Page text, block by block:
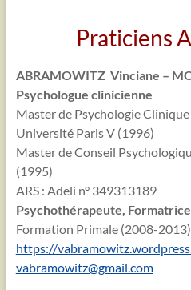
Praticiens
ABRAMOWITZ Vinciane –
Psychologue clinicienne
Master de Psychologie
Université Paris V (1996)
Master de Conseil
(1995)
ARS : Adeli n° 349313189
Psychothérapeute,
Formation Primale (2008-2013)
https://
vabramowitz@gmail.com